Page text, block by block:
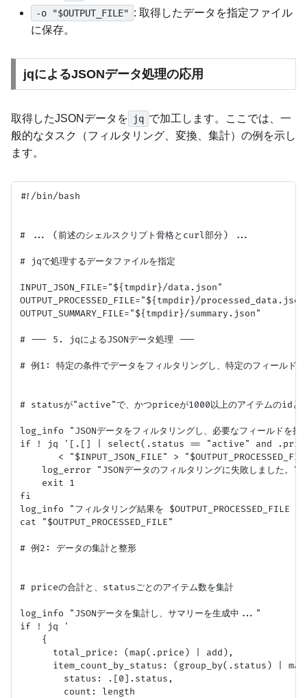
-o "$OUTPUT_FILE" : 取得したデータを指定ファイル
に保存。
jqによるJSONデータ処理の応用
取得したJSONデータを jq で加工します。ここでは、一
般的なタスク（フィルタリング、変換、集計）の例を示し
ます。
#!/bin/bash
# ... (前述のシェルスクリプト骨格とcurl部分) ...
# jqで処理するデータファイルを指定
INPUT_JSON_FILE="${tmpdir}/data.json"
OUTPUT_PROCESSED_FILE="${tmpdir}/
OUTPUT_SUMMARY_FILE="${tmpdir}/summary.json"
# --- 5. jqによるJSONデータ処理 ---
# 例1: 特定の条件でデータをフィルタリングし、特定のフィールドだ
# statusが"active"で、かつpriceが1000以上のアイテムのidと
log_info "JSONデータをフィルタリングし、必要なフィールドを
if ! jq '[.[] | select(.status == "active" and
< "$INPUT_JSON_FILE" >
    log_error "JSONデータのフィルタリングに失敗しました。"
    exit 1
fi
log_info "フィルタリング結果を $OUTPUT_PROCESSED_FILE に
cat "$OUTPUT_PROCESSED_FILE"
# 例2: データの集計と整形
# priceの合計と、statusごとのアイテム数を集計
log_info "JSONデータを集計し、サマリーを生成中..."
if ! jq '
    {
      total_price: (map(.price) | add),
item_count_by_status: (group_by(.status) |
        status: .[0].status,
        count: length